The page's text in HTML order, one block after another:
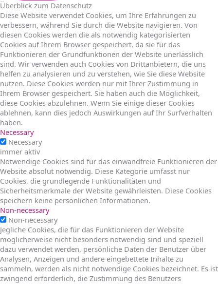
Überblick zum Datenschutz
Diese Website verwendet Cookies, um Ihre Erfahrungen zu
verbessern, während Sie durch die Website navigieren. Von
diesen Cookies werden die als notwendig kategorisierten
Cookies auf Ihrem Browser gespeichert, da sie für das
Funktionieren der Grundfunktionen der Website unerlässlich
sind. Wir verwenden auch Cookies von Drittanbietern, die uns
helfen zu analysieren und zu verstehen, wie Sie diese Website
nutzen. Diese Cookies werden nur mit Ihrer Zustimmung in
Ihrem Browser gespeichert. Sie haben auch die Möglichkeit,
diese Cookies abzulehnen. Wenn Sie einige dieser Cookies
ablehnen, kann dies jedoch Auswirkungen auf Ihr Surfverhalten
haben.
Necessary
Necessary
immer aktiv
Notwendige Cookies sind für das einwandfreie Funktionieren der
Website absolut notwendig. Diese Kategorie umfasst nur
Cookies, die grundlegende Funktionalitäten und
Sicherheitsmerkmale der Website gewährleisten. Diese Cookies
speichern keine persönlichen Informationen.
Non-necessary
Non-necessary
Jegliche Cookies, die für das Funktionieren der Website
möglicherweise nicht besonders notwendig sind und speziell
dazu verwendet werden, persönliche Daten der Benutzer über
Analysen, Anzeigen und andere eingebettete Inhalte zu
sammeln, werden als nicht notwendige Cookies bezeichnet. Es ist
zwingend erforderlich, die Zustimmung des Benutzers